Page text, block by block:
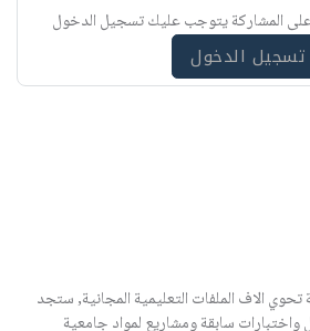
المشاركة يتوجب عليك تسجيل الدخول
تسجيل الدخول
الاف الملفات التعليمية المجانية, ستجد
سابقة ومشاريع لمواد جامعية